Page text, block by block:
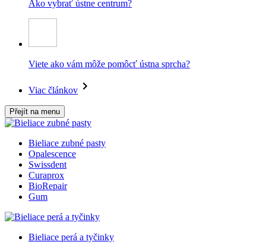
Ako vybrať ústne centrum?
Viete ako vám môže pomôcť ústna sprcha?
Viac článkov
Přejít na menu
Bieliace zubné pasty
Opalescence
Swissdent
Curaprox
BioRepair
Gum
Bieliace perá a tyčinky